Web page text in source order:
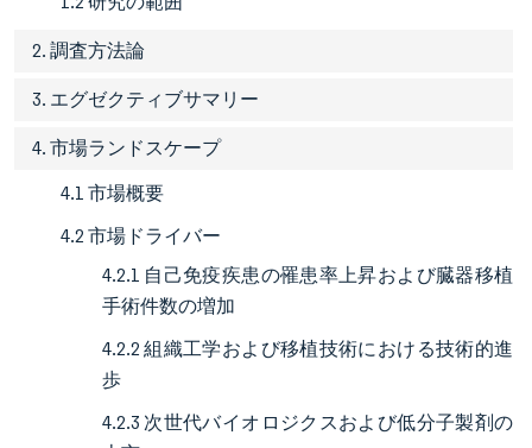
2. 調査方法論
3. エグゼクティブサマリー
4. 市場ランドスケープ
4.1 市場概要
4.2 市場ドライバー
4.2.1 自己免疫疾患の罹患率上昇および臓器移植
手術件数の増加
4.2.2 組織工学および移植技術における技術的進
歩
4.2.3 次世代バイオロジクスおよび低分子製剤の